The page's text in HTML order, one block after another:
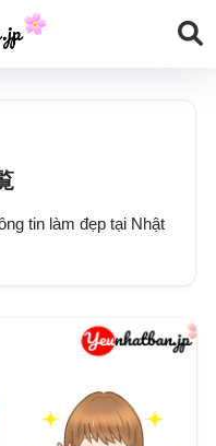
tin làm đẹp tại Nhật